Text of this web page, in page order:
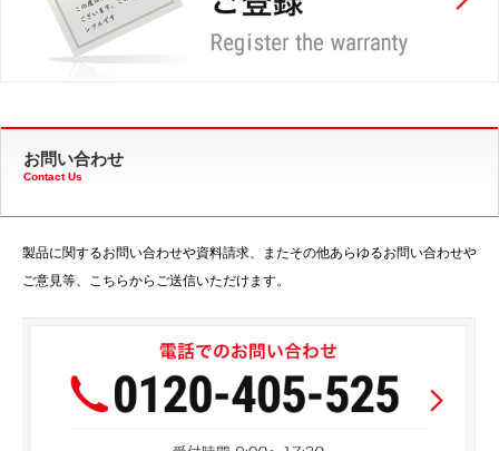
お問い合わせ
Contact Us
製品に関するお問い合わせや資料請求、またその他あらゆるお問い合わせや
ご意見等、こちらからご送信いただけます。